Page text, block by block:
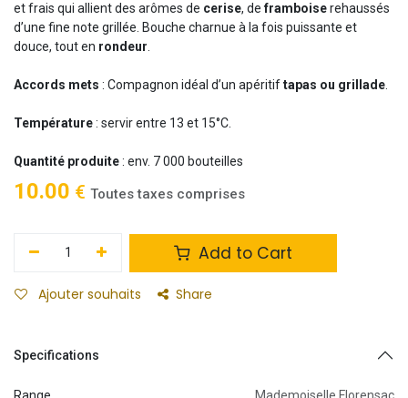
et frais qui allient des arômes de cerise, deframboiserehaussés
d’une fine note grillée. Bouche charnue à la fois puissante et
douce, tout en rondeur.
Accords mets : Compagnon idéal d’un apéritiftapas ou grillade.
Température: servir entre 13 et 15°C.
Quantité produite: env. 7 000 bouteilles
10.00 € Toutes taxes comprises
Add to Cart
Ajouter souhaits Share
Specifications